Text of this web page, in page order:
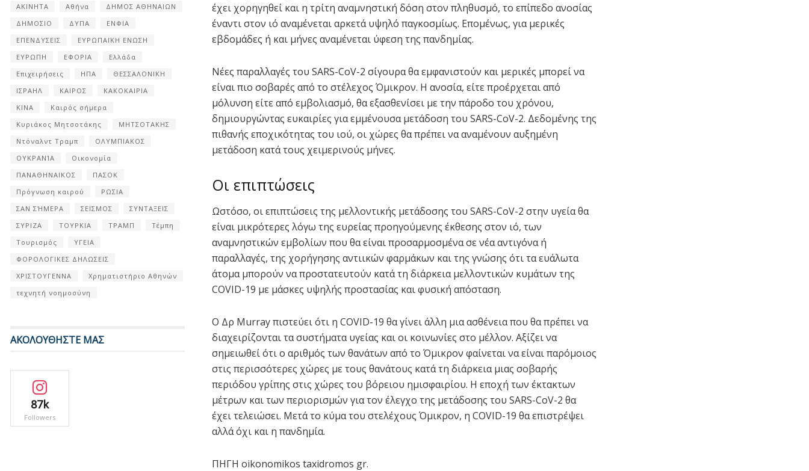
έχει χορηγηθεί και η τρίτη αναμνηστική δόση στον πληθυσμό, το επίπεδο ανοσίας
έναντι στον ιό αναμένεται αρκετά υψηλό παγκοσμίως. Επομένως, για μερικές
εβδομάδες ή και μήνες αναμένεται ύφεση της πανδημίας.
Νέες παραλλαγές του SARS-CoV-2 σίγουρα θα εμφανιστούν και μερικές μπορεί να
είναι πιο σοβαρές από το στέλεχος Όμικρον. Η ανοσία, είτε προέρχεται από
μόλυνση είτε από εμβολιασμό, θα εξασθενίσει με την πάροδο του χρόνου,
δημιουργώντας ευκαιρίες για εμμένουσα μετάδοση του SARS-CoV-2. Δεδομένης της
πιθανής εποχικότητας του ιού, οι χώρες θα πρέπει να αναμένουν αυξημένη
μετάδοση κατά τους χειμερινούς μήνες.
Οι επιπτώσεις
Ωστόσο, οι επιπτώσεις της μελλοντικής μετάδοσης του SARS-CoV-2 στην υγεία θα
είναι μικρότερες λόγω της ευρείας προηγούμενης έκθεσης στον ιό, των
αναμνηστικών εμβολίων που θα είναι προσαρμοσμένα σε νέα αντιγόνα ή
παραλλαγές, της χορήγησης αντιικών φαρμάκων και της γνώσης ότι τα ευάλωτα
άτομα μπορούν να προστατευτούν κατά τη διάρκεια μελλοντικών κυμάτων της
COVID-19 με μάσκες υψηλής προστασίας και φυσική απόσταση.
Ο Δρ Murray πιστεύει ότι η COVID-19 θα γίνει άλλη μια ασθένεια που θα πρέπει να
διαχειρίζονται τα συστήματα υγείας και οι κοινωνίες στο μέλλον. Αξίζει να
σημειωθεί ότι ο αριθμός των θανάτων από το Όμικρον φαίνεται να είναι παρόμοιος
στις περισσότερες χώρες με τους θανάτους κατά τη διάρκεια μιας σοβαρής
περιόδου γρίπης στις χώρες του βόρειου ημισφαιρίου. Η εποχή των έκτακτων
μέτρων και των περιορισμών για τον έλεγχο της μετάδοσης του SARS-CoV-2 θα
έχει τελειώσει. Μετά το κύμα του στελέχους Όμικρον, η COVID-19 θα επιστρέψει
αλλά όχι και η πανδημία.
ΠΗΓΗ oikonomikos taxidromos gr.
ΑΚΙΝΗΤΑ
Αθήνα
ΔΗΜΟΣ ΑΘΗΝΑΙΩΝ
ΔΗΜΟΣΙΟ
ΔΥΠΑ
ΕΝΦΙΑ
ΕΠΕΝΔΥΣΕΙΣ
ΕΥΡΩΠΑΪΚΗ ΕΝΩΣΗ
ΕΥΡΩΠΗ
ΕΦΟΡΙΑ
Ελλάδα
Επιχειρήσεις
ΗΠΑ
ΘΕΣΣΑΛΟΝΙΚΗ
ΙΣΡΑΗΛ
ΚΑΙΡΟΣ
ΚΑΚΟΚΑΙΡΙΑ
ΚΙΝΑ
Καιρός σήμερα
Κυριάκος Μητσοτάκης
ΜΗΤΣΟΤΑΚΗΣ
Ντόναλντ Τραμπ
ΟΛΥΜΠΙΑΚΟΣ
ΟΥΚΡΑΝΊΑ
Οικονομία
ΠΑΝΑΘΗΝΑΙΚΟΣ
ΠΑΣΟΚ
Πρόγνωση καιρού
ΡΩΣΙΑ
ΣΑΝ ΣΉΜΕΡΑ
ΣΕΙΣΜΟΣ
ΣΥΝΤΑΞΕΙΣ
ΣΥΡΙΖΑ
ΤΟΥΡΚΙΑ ΤΡΑΜΠ
Τέμπη
Τουρισμός
ΥΓΕΙΑ
ΦΟΡΟΛΟΓΙΚΕΣ ΔΗΛΩΣΕΙΣ
ΧΡΙΣΤΟΥΓΕΝΝΑ
Χρηματιστήριο Αθηνών
τεχνητή νοημοσύνη
ΑΚΟΛΟΥΘΗΣΤΕ ΜΑΣ
87k
Followers